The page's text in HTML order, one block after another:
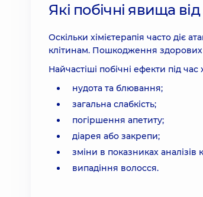
Які побічні явища від
Оскільки хімієтерапія часто діє
клітинам. Пошкодження здорових
Найчастіші побічні ефекти під час
нудота та блювання;
загальна слабкість;
погіршення апетиту;
діарея або закрепи;
зміни в показниках аналізів
випадіння волосся.